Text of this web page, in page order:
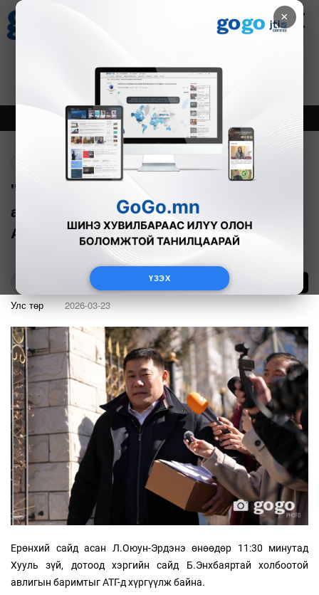
×
ҮЗЭХ
Зурхай
8.07
Онцлох Шинэ
"Б.Энхбаяр "Бодь" группээс 1.3 сая
ам.долларын авлига авсан баримтыг
АТГ-т шалгуулна"
Улс төр 2026-03-23
Ерөнхий сайд асан Л.Оюун-Эрдэнэ өнөөдөр 11:30 минутад
Хууль зүй, дотоод хэргийн сайд Б.Энхбаяртай холбоотой
авлигын баримтыг АТГ-д хүргүүлж байна.